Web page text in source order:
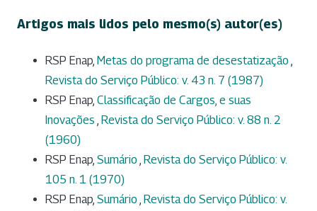
Artigos mais lidos pelo mesmo(s) autor(es)
RSP Enap, Metas do programa de desestatização ,
Revista do Serviço Público: v. 43 n. 7 (1987)
RSP Enap, Classificação de Cargos, e suas
Inovações , Revista do Serviço Público: v. 88 n. 2
(1960)
RSP Enap, Sumário , Revista do Serviço Público: v.
105 n. 1 (1970)
RSP Enap, Sumário , Revista do Serviço Público: v.